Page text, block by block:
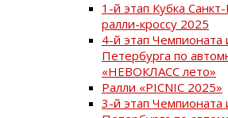
1-й этап Кубка
ралли-кроссу 2025
4-й этап Чемпионата
Петербурга по
«НЕВОКЛАСС лето»
Ралли «PICNIC 2025»
3-й этап Чемпионата